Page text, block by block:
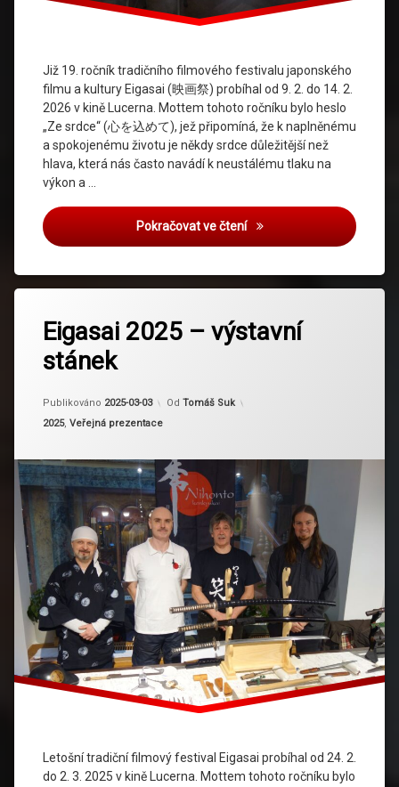
Již 19. ročník tradičního filmového festivalu japonského
filmu a kultury Eigasai (映画祭) probíhal od 9. 2. do 14. 2.
2026 v kině Lucerna. Mottem tohoto ročníku bylo heslo
„Ze srdce“ (心を込めて), jež připomíná, že k naplněnému
a spokojenému životu je někdy srdce důležitější než
hlava, která nás často navádí k neustálému tlaku na
výkon a …
Pokračovat ve čteníEigasai 2026 – výstavní
Eigasai 2025 – výstavní
stánek
Publikováno 2025-03-03
Aktualizováno
Od Tomáš Suk
Kategorie:
2025, Veřejná prezentace
Letošní tradiční filmový festival Eigasai probíhal od 24. 2.
do 2. 3. 2025 v kině Lucerna. Mottem tohoto ročníku bylo
Eigasai